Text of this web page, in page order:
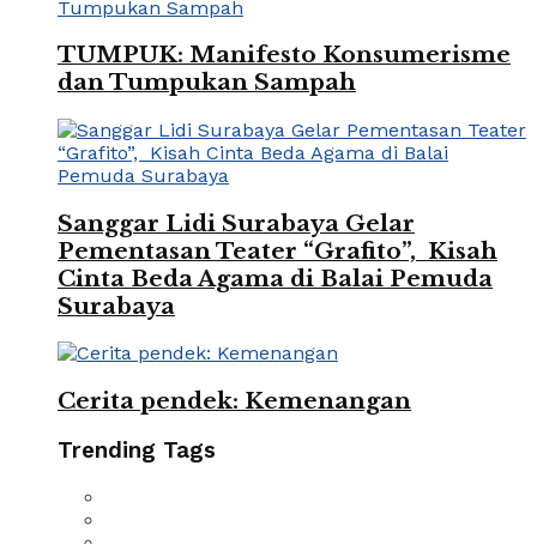
TUMPUK: Manifesto Konsumerisme
dan Tumpukan Sampah
Sanggar Lidi Surabaya Gelar
Pementasan Teater “Grafito”, Kisah
Cinta Beda Agama di Balai Pemuda
Surabaya
Cerita pendek: Kemenangan
Trending Tags